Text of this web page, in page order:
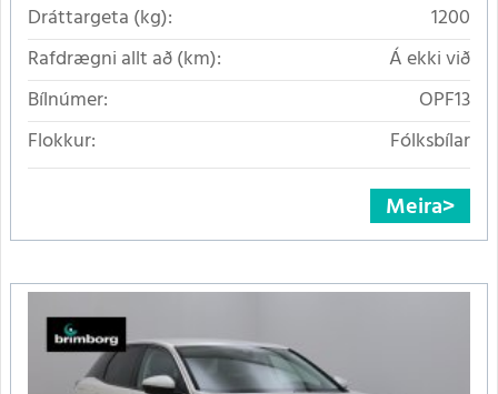
Dráttargeta (kg):
1200
Rafdrægni allt að (km):
Á ekki við
Bílnúmer:
OPF13
Flokkur:
Fólksbílar
Meira